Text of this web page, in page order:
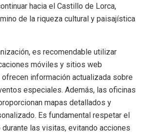
hacia el Castillo de Lorca,
de la riqueza cultural y paisajística
es recomendable utilizar
móviles y sitios web
información actualizada sobre
especiales. Además, las oficinas
mapas detallados y
Es fundamental respetar el
las visitas, evitando acciones